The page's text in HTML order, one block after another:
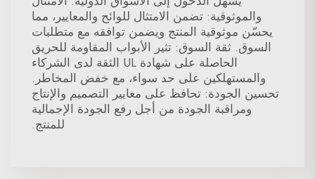
والموثوقية: تضمن الامتثال للوائح والمعايير، مما
يحسّن موثوقية المنتج ويضمن توافقه مع متطلبات
السوق. ثقة السوق: تثير الأبواب المقاومة للحريق
الحاصلة على شهادة UL الثقة لدى الشركاء
والمستهلكين على حد سواء، مع خفض المخاطر.
تحسين الجودة: تحافظ على معايير التصميم والإنتاج
ومراقبة الجودة من أجل رفع الجودة الإجمالية
للمنتج.